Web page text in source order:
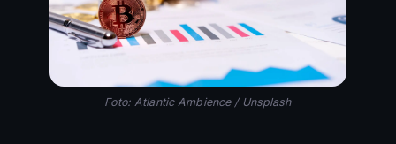
Foto: Atlantic Ambience / Unsplash